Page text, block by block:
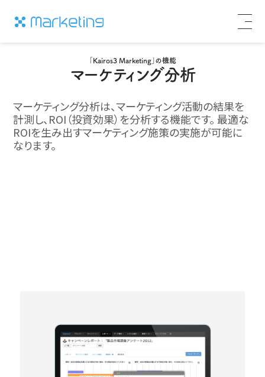
「Kairos3 Marketing」の機能
マーケティング分析
マーケティング分析は、マーケティング活動の結果を
計測し、ROI（投資効果）を分析する機能です。 最適な
ROIを生み出すマーケティング施策の実施が可能に
なります。